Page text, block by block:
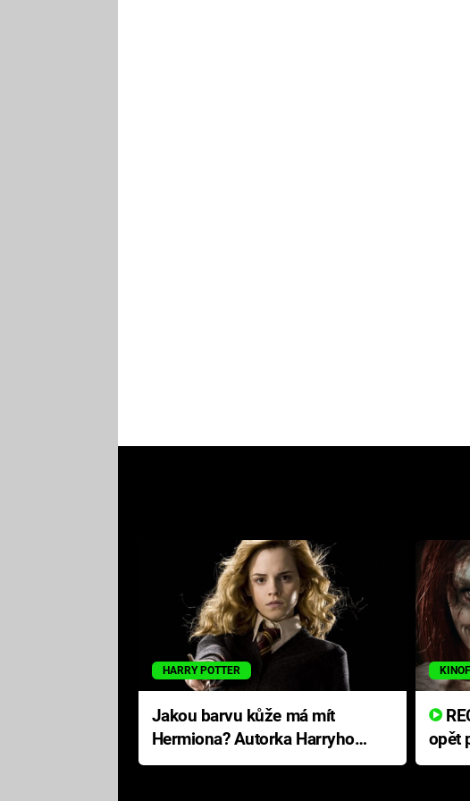
HARRY POTTER
Jakou barvu kůže má mít
Hermiona? Autorka Harryho
Pottera přišla s ráznou
RECENZE: Smrtelné zlo se
opět